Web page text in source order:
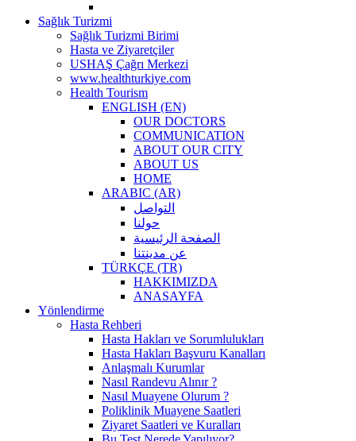
Sağlık Turizmi
Sağlık Turizmi Birimi
Hasta ve Ziyaretçiler
USHAŞ Çağrı Merkezi
www.healthturkiye.com
Health Tourism
ENGLISH (EN)
OUR DOCTORS
COMMUNICATION
ABOUT OUR CITY
ABOUT US
HOME
ARABIC (AR)
التواصل
حولنا
الصفحة الرئيسية
عن مدينتنا
TÜRKÇE (TR)
HAKKIMIZDA
ANASAYFA
Yönlendirme
Hasta Rehberi
Hasta Hakları ve Sorumlulukları
Hasta Hakları Başvuru Kanalları
Anlaşmalı Kurumlar
Nasıl Randevu Alınır ?
Nasıl Muayene Olurum ?
Poliklinik Muayene Saatleri
Ziyaret Saatleri ve Kuralları